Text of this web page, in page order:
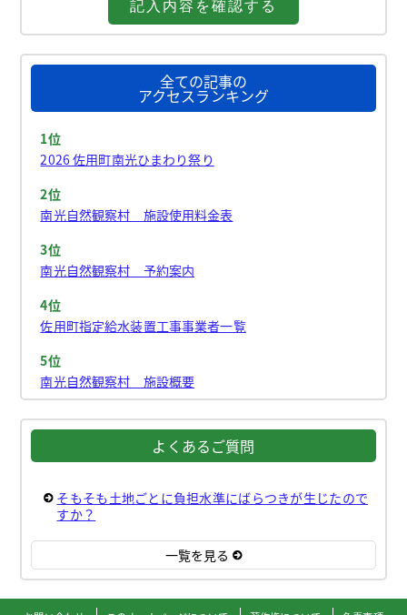
全ての記事の
アクセスランキング
1位
2026 佐用町南光ひまわり祭り
2位
南光自然観察村 施設使用料金表
3位
南光自然観察村 予約案内
4位
佐用町指定給水装置工事事業者一覧
5位
南光自然観察村 施設概要
よくあるご質問
そもそも土地ごとに負担水準にばらつきが生じたので
すか？
一覧を見る